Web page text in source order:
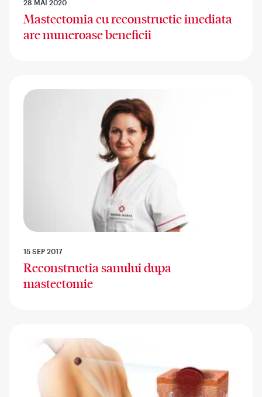
28 MAI 2020
Mastectomia cu reconstructie imediata
are numeroase beneficii
15 SEP 2017
Reconstructia sanului dupa
mastectomie